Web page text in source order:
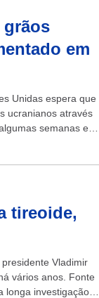
grãos
em
Unidas espera que
ucranianos através
semanas e
tireoide,
Vladimir
vários anos. Fonte
longa investigação